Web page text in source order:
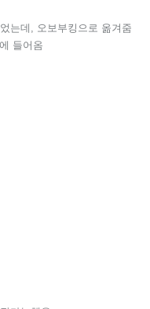
는데, 오보부킹으로 옮겨줌
들어옴